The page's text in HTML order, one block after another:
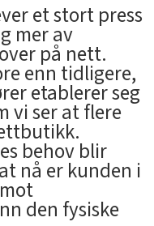
et stort press
mer av
på nett.
enn tidligere,
etablerer seg
vi ser at flere
behov blir
nå er kunden i
den fysiske